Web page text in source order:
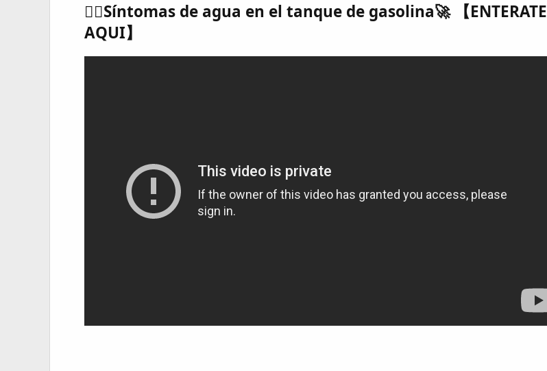
🙋‍♂️Síntomas de agua en el tanque de gasolina🚀 【ENTERATE
AQUI】